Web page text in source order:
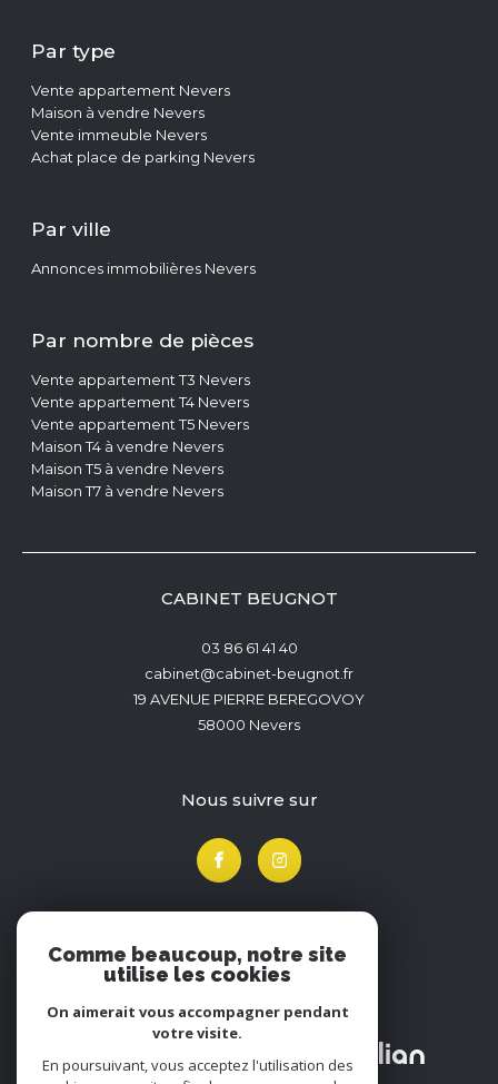
Par type
Vente appartement Nevers
Maison à vendre Nevers
Vente immeuble Nevers
Achat place de parking Nevers
Par ville
Annonces immobilières Nevers
Par nombre de pièces
Vente appartement T3 Nevers
Vente appartement T4 Nevers
Vente appartement T5 Nevers
Maison T4 à vendre Nevers
Maison T5 à vendre Nevers
Maison T7 à vendre Nevers
CABINET BEUGNOT
03 86 61 41 40
cabinet@cabinet-beugnot.fr
19 AVENUE PIERRE BEREGOVOY
58000
Nevers
nous suivre sur
Adhérents
Comme beaucoup, notre site
utilise les cookies
On aimerait vous accompagner pendant
votre visite.
En poursuivant, vous acceptez l'utilisation des